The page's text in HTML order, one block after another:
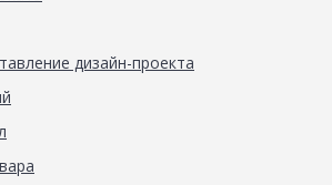
дизайн-проекта